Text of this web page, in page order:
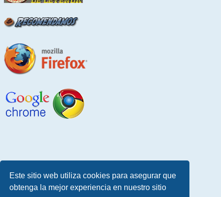
Este sitio web utiliza cookies para asegurar que
obtenga la mejor experiencia en nuestro sitio